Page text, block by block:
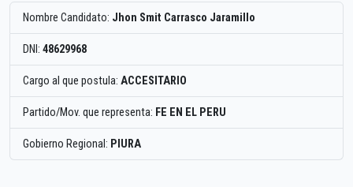
Nombre Candidato: Jhon Smit Carrasco Jaramillo
DNI: 48629968
Cargo al que postula: ACCESITARIO
Partido/Mov. que representa: FE EN EL PERU
Gobierno Regional: PIURA